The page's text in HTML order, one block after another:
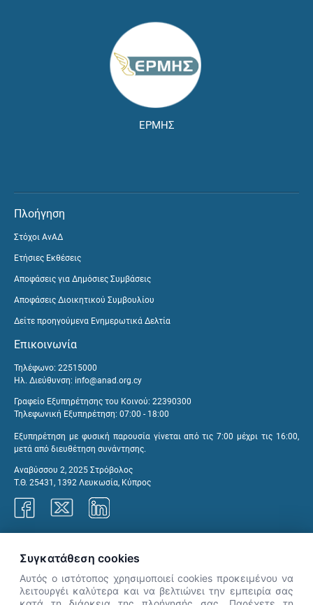
ΕΡΜΗΣ
Πλοήγηση
Στόχοι ΑνΑΔ
Ετήσιες Εκθέσεις
Αποφάσεις για Δημόσιες Συμβάσεις
Αποφάσεις Διοικητικού Συμβουλίου
Δείτε προηγούμενα Ενημερωτικά Δελτία
Επικοινωνία
Τηλέφωνο: 22515000
Ηλ. Διεύθυνση: info@anad.org.cy
Γραφείο Εξυπηρέτησης του Κοινού: 22390300
Τηλεφωνική Εξυπηρέτηση: 07:00 - 18:00
Εξυπηρέτηση με φυσική παρουσία γίνεται από τις 7:00 μέχρι τις 16:00,
μετά από διευθέτηση συνάντησης.
Αναβύσσου 2, 2025 Στρόβολος
Τ.Θ. 25431, 1392 Λευκωσία, Κύπρος
Συγκατάθεση cookies
Αυτός ο ιστότοπος χρησιμοποιεί cookies προκειμένου να
λειτουργέι καλύτερα και να βελτιώνει την εμπειρία σας